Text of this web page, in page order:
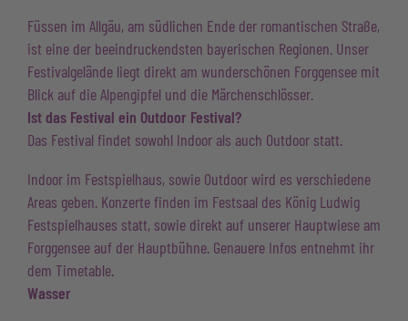
Füssen im Allgäu, am südlichen Ende der romantischen Straße,
ist eine der beeindruckendsten bayerischen Regionen. Unser
Festivalgelände liegt direkt am wunderschönen Forggensee mit
Blick auf die Alpengipfel und die Märchenschlösser.
Ist das Festival ein Outdoor Festival?
Das Festival findet sowohl Indoor als auch Outdoor statt.
Indoor im Festspielhaus, sowie Outdoor wird es verschiedene
Areas geben. Konzerte finden im Festsaal des König Ludwig
Festspielhauses statt, sowie direkt auf unserer Hauptwiese am
Forggensee auf der Hauptbühne. Genauere Infos entnehmt ihr
dem Timetable.
Wasser